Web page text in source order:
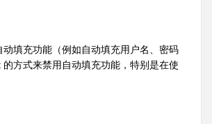
填充功能（例如自动填充用户名、密码
方式来禁用自动填充功能，特别是在使